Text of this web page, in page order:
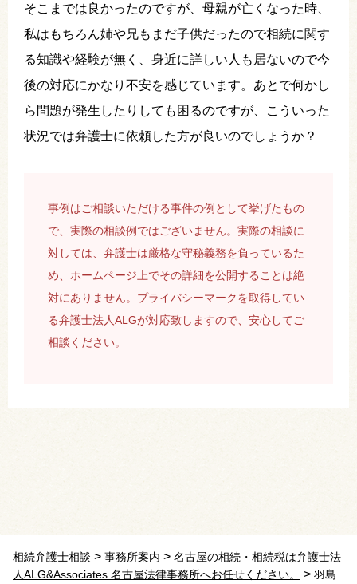
そこまでは良かったのですが、母親が亡くなった時、
私はもちろん姉や兄もまだ子供だったので相続に関す
る知識や経験が無く、身近に詳しい人も居ないので今
後の対応にかなり不安を感じています。あとで何かし
ら問題が発生したりしても困るのですが、こういった
状況では弁護士に依頼した方が良いのでしょうか？
事例はご相談いただける事件の例として挙げたもの
で、実際の相談例ではございません。実際の相談に
対しては、弁護士は厳格な守秘義務を負っているた
め、ホームページ上でその詳細を公開することは絶
対にありません。プライバシーマークを取得してい
る弁護士法人ALGが対応致しますので、安心してご
相談ください。
相続弁護士相談 > 事務所案内 > 名古屋の相続・相続税は弁護士法
人ALG&Associates 名古屋法律事務所へお任せください。
> 羽島